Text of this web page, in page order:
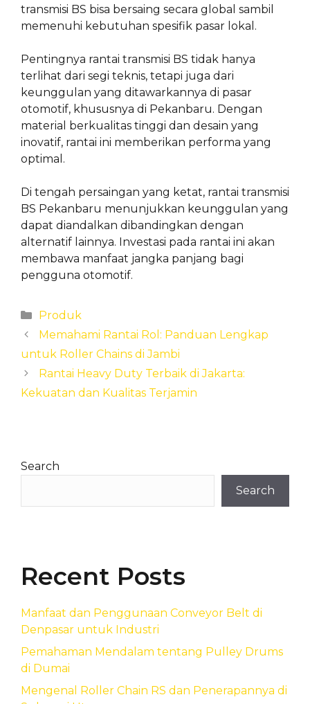
transmisi BS bisa bersaing secara global sambil
memenuhi kebutuhan spesifik pasar lokal.
Pentingnya rantai transmisi BS tidak hanya
terlihat dari segi teknis, tetapi juga dari
keunggulan yang ditawarkannya di pasar
otomotif, khususnya di Pekanbaru. Dengan
material berkualitas tinggi dan desain yang
inovatif, rantai ini memberikan performa yang
optimal.
Di tengah persaingan yang ketat, rantai transmisi
BS Pekanbaru menunjukkan keunggulan yang
dapat diandalkan dibandingkan dengan
alternatif lainnya. Investasi pada rantai ini akan
membawa manfaat jangka panjang bagi
pengguna otomotif.
Categories
Produk
Memahami Rantai Rol: Panduan Lengkap
untuk Roller Chains di Jambi
Rantai Heavy Duty Terbaik di Jakarta:
Kekuatan dan Kualitas Terjamin
Search
Search
Recent Posts
Manfaat dan Penggunaan Conveyor Belt di
Denpasar untuk Industri
Pemahaman Mendalam tentang Pulley Drums
di Dumai
Mengenal Roller Chain RS dan Penerapannya di